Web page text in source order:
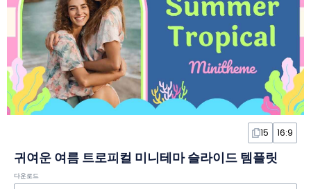
15 16:9
귀여운 여름 트로피컬 미니테마 슬라이드 템플릿
다운로드